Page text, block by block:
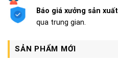
Báo giá xưởng sản xuất
qua trung gian.
SẢN PHẨM MỚI